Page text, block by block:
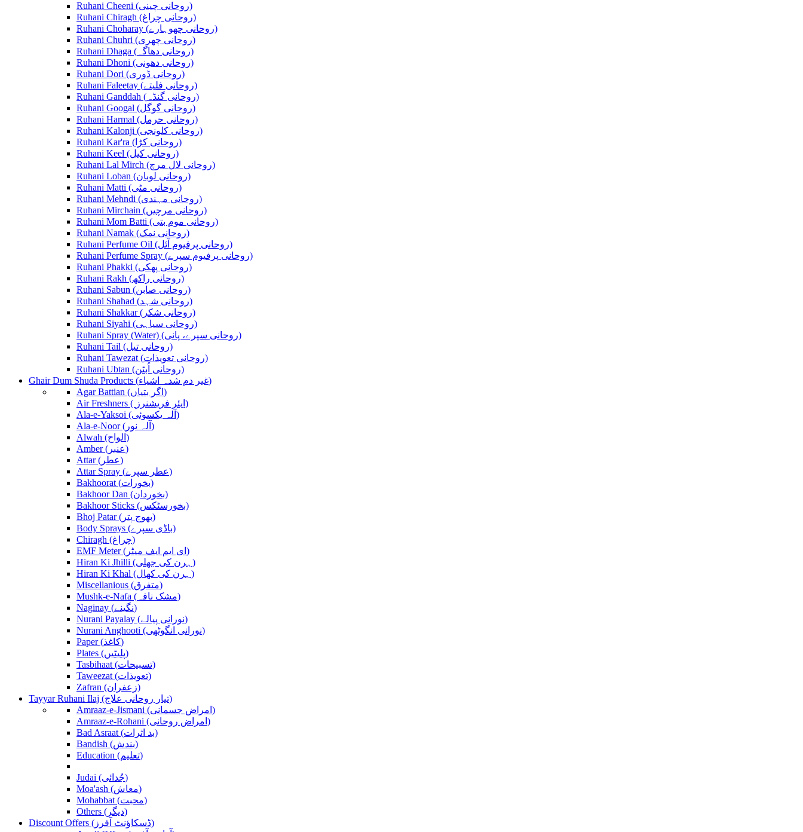
Ruhani Cheeni (روحانی چینی)
Ruhani Chiragh (روحانی چراغ)
Ruhani Choharay (روحانی چھوہارے)
Ruhani Chuhri (روحانی چھری)
Ruhani Dhaga (روحانی دھاگہ)
Ruhani Dhoni (روحانی دھونی)
Ruhani Dori (روحانی ڈوری)
Ruhani Faleetay (روحانی فلیتے)
Ruhani Ganddah (روحانی گنڈہ)
Ruhani Googal (روحانی گوگل)
Ruhani Harmal (روحانی حرمل)
Ruhani Kalonji (روحانی کلونجی)
Ruhani Kar'ra (روحانی کڑا)
Ruhani Keel (روحانی کیل)
Ruhani Lal Mirch (روحانی لال مرچ)
Ruhani Loban (روحانی لوبان)
Ruhani Matti (روحانی مٹی)
Ruhani Mehndi (روحانی مہندی)
Ruhani Mirchain (روحانی مرچیں)
Ruhani Mom Batti (روحانی موم بتی)
Ruhani Namak (روحانی نمک)
Ruhani Perfume Oil (روحانی پرفیوم آئل)
Ruhani Perfume Spray (روحانی پرفیوم سپرے)
Ruhani Phakki (روحانی پھکی)
Ruhani Rakh (روحانی راکھ)
Ruhani Sabun (روحانی صابن)
Ruhani Shahad (روحانی شہد)
Ruhani Shakkar (روحانی شکر)
Ruhani Siyahi (روحانی سیاہی)
Ruhani Spray (Water) (روحانی سپرے، پانی)
Ruhani Tail (روحانی تیل)
Ruhani Tawezat (روحانی تعویذات)
Ruhani Ubtan (روحانی اُبٹن)
Ghair Dum Shuda Products (غیر دم شدہ اشیاء)
Agar Battian (اگر بتیاں)
Air Freshners ( ایئر فریشنرز)
Ala-e-Yaksoi (آلہ یکسوئی)
Ala-e-Noor (آلہ نور)
Alwah (الواح)
Amber (عنبر)
Attar (عطر)
Attar Spray (عطر سپرے)
Bakhoorat (بخورات)
Bakhoor Dan (بخوردان)
Bakhoor Sticks (بخورسٹکس)
Bhoj Patar (بھوج پتر)
Body Sprays (باڈی سپرے)
Chiragh (چراغ)
EMF Meter (ای ایم ایف میٹر)
Hiran Ki Jhilli (ہرن کی جھلی)
Hiran Ki Khal (ہرن کی کھال)
Miscellanious (متفرق)
Mushk-e-Nafa (مشک نافہ)
Naginay (نگینے)
Nurani Payalay (نورانی پیالے)
Nurani Anghooti (نورانی انگوٹھی)
Paper (کاغذ)
Plates (پلیٹیں)
Tasbihaat (تسبیحات)
Taweezat (تعویذات)
Zafran (زعفران)
Tayyar Ruhani Ilaj (تیار روحانی علاج)
Amraaz-e-Jismani (امراض جسمانی)
Amraaz-e-Rohani (امراض روحانی)
Bad Asraat (بد اثرات)
Bandish (بندش)
Education (تعلیم)
Judai (جُدائی)
Moa'ash (معاش)
Mohabbat (محبت)
Others (دیگر)
Discount Offers (ڈسکاؤنٹ آفرز)